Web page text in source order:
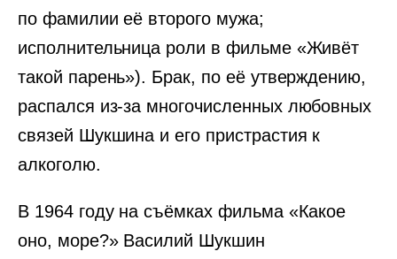
по фамилии её второго мужа;
исполнительница роли в фильме «Живёт
такой парень»). Брак, по её утверждению,
распался из-за многочисленных любовных
связей Шукшина и его пристрастия к
алкоголю.
В 1964 году на съёмках фильма «Какое
оно, море?» Василий Шукшин